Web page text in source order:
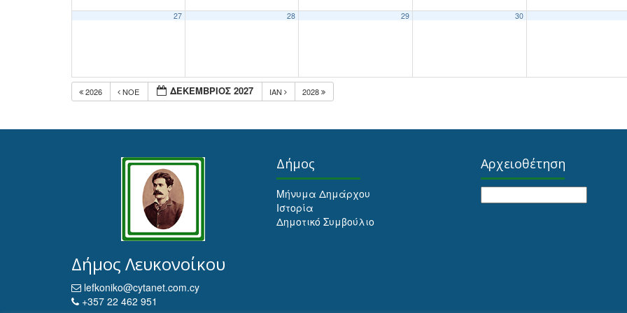
27 28 29 30
2026 ΝΟΈ ΔΕΚΈΜΒΡΙΟΣ 2027 ΙΑΝ 2028
Δήμος Λευκονοίκου
lefkoniko@cytanet.com.cy
+357 22 462 951
Δήμος
Μήνυμα Δημάρχου
Ιστορία
Δημοτικό Συμβούλιο
Αρχειοθέτηση